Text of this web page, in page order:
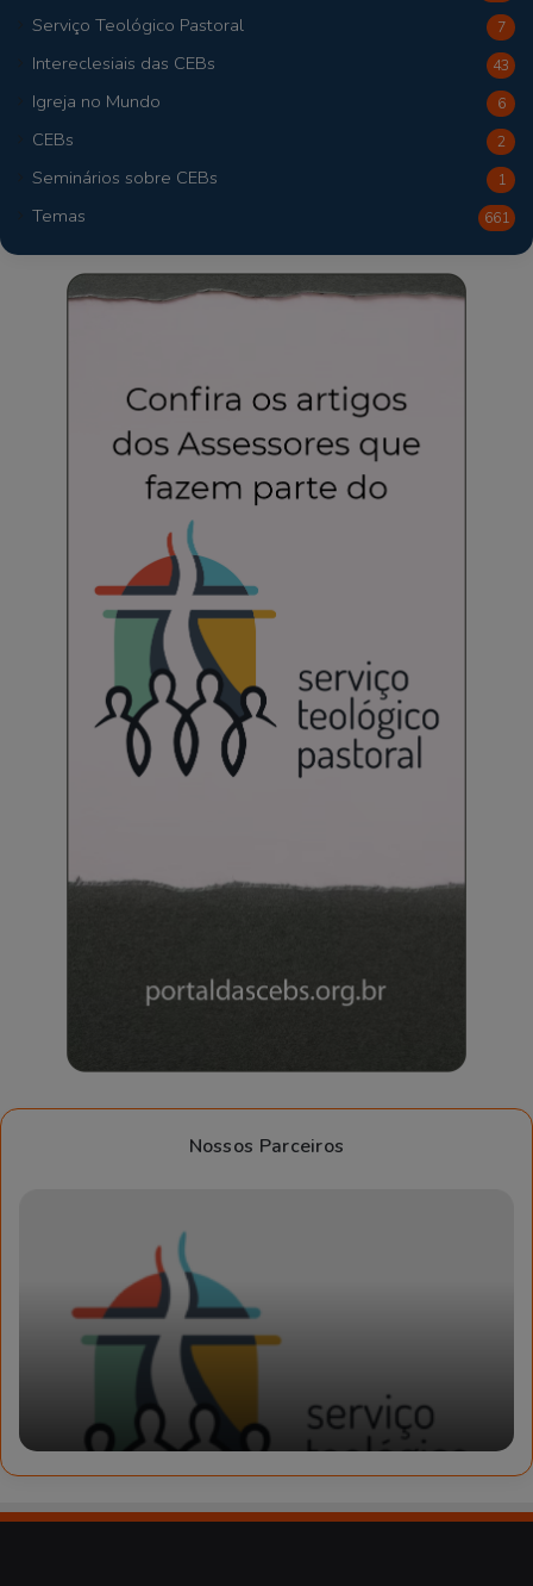
Serviço Teológico Pastoral 7
Intereclesiais das CEBs 43
Igreja no Mundo 6
CEBs 2
Seminários sobre CEBs 1
Temas 661
Nossos Parceiros